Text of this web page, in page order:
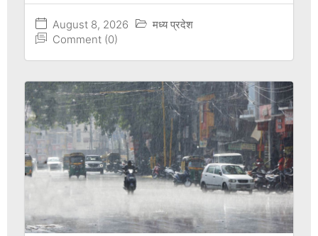
August 8, 2026
मध्य प्रदेश
Comment (0)